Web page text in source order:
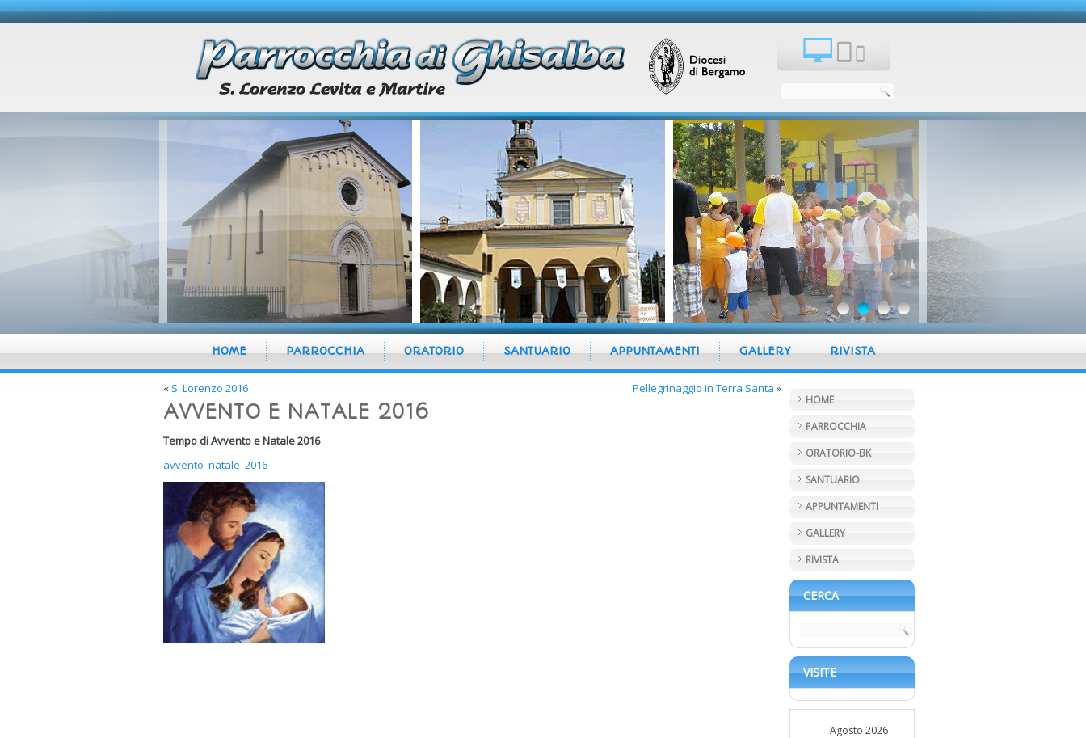
HOME PARROCCHIA ORATORIO SANTUARIO APPUNTAMENTI GALLERY RIVISTA
« S. Lorenzo 2016 Pellegrinaggio in Terra Santa »
AVVENTO E NATALE 2016
Tempo di Avvento e Natale 2016
avvento_natale_2016
HOME
PARROCCHIA
ORATORIO-BK
SANTUARIO
APPUNTAMENTI
GALLERY
RIVISTA
CERCA
VISITE
Agosto 2026